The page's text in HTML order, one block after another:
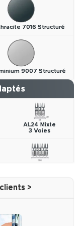
7016 Structuré
9007 Structuré
AL24 Mixte
3 Voies
>